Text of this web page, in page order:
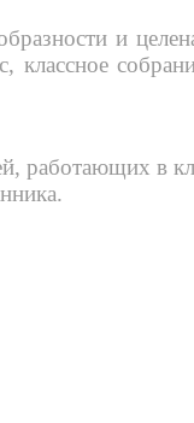
и
работающих в